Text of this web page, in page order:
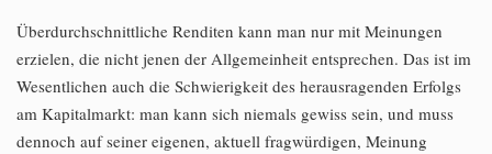
Überdurchschnittliche Renditen kann man nur mit Meinungen
erzielen, die nicht jenen der Allgemeinheit entsprechen. Das ist im
Wesentlichen auch die Schwierigkeit des herausragenden Erfolgs
am Kapitalmarkt: man kann sich niemals gewiss sein, und muss
dennoch auf seiner eigenen, aktuell fragwürdigen, Meinung